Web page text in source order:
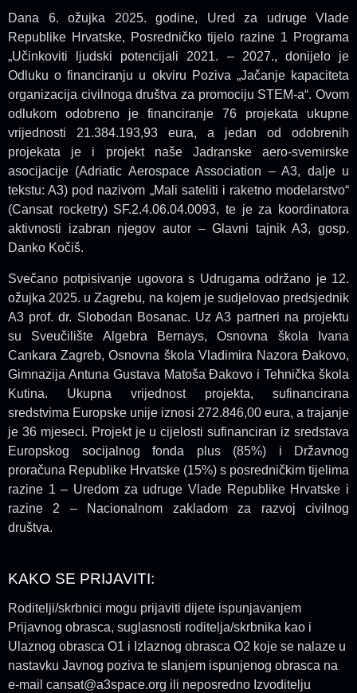
Dana 6. ožujka 2025. godine, Ured za udruge Vlade
Republike Hrvatske, Posredničko tijelo razine 1 Programa
„Učinkoviti ljudski potencijali 2021. – 2027., donijelo je
Odluku o financiranju u okviru Poziva „Jačanje kapaciteta
organizacija civilnoga društva za promociju STEM-a“. Ovom
odlukom odobreno je financiranje 76 projekata ukupne
vrijednosti 21.384.193,93 eura, a jedan od odobrenih
projekata je i projekt naše Jadranske aero-svemirske
asocijacije (Adriatic Aerospace Association – A3, dalje u
tekstu: A3) pod nazivom „Mali sateliti i raketno modelarstvo“
(Cansat rocketry) SF.2.4.06.04.0093, te je za koordinatora
aktivnosti izabran njegov autor – Glavni tajnik A3, gosp.
Danko Kočiš.
Svečano potpisivanje ugovora s Udrugama održano je 12.
ožujka 2025. u Zagrebu, na kojem je sudjelovao predsjednik
A3 prof. dr. Slobodan Bosanac. Uz A3 partneri na projektu
su Sveučilište Algebra Bernays, Osnovna škola Ivana
Cankara Zagreb, Osnovna škola Vladimira Nazora Đakovo,
Gimnazija Antuna Gustava Matoša Đakovo i Tehnička škola
Kutina. Ukupna vrijednost projekta, sufinancirana
sredstvima Europske unije iznosi 272.846,00 eura, a trajanje
je 36 mjeseci. Projekt je u cijelosti sufinanciran iz sredstava
Europskog socijalnog fonda plus (85%) i Državnog
proračuna Republike Hrvatske (15%) s posredničkim tijelima
razine 1 – Uredom za udruge Vlade Republike Hrvatske i
razine 2 – Nacionalnom zakladom za razvoj civilnog
društva.
KAKO SE PRIJAVITI:
Roditelji/skrbnici mogu prijaviti dijete ispunjavanjem
Prijavnog obrasca, suglasnosti roditelja/skrbnika kao i
Ulaznog obrasca O1 i Izlaznog obrasca O2 koje se nalaze u
nastavku Javnog poziva te slanjem ispunjenog obrasca na
e-mail cansat@a3space.org ili neposredno Izvoditelju